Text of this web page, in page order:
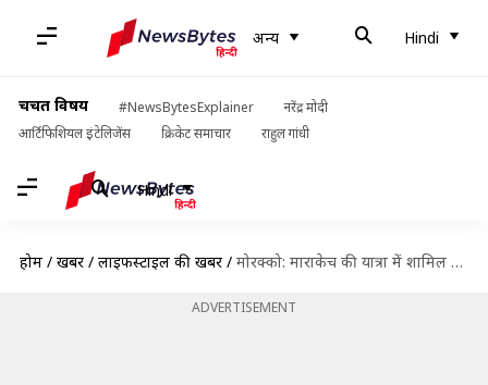
अन्य Hindi
चर्चित विषय #NewsBytesExplainer
नरेंद्र मोदी
आर्टिफिशियल इंटेलिजेंस
क्रिकेट समाचार राहुल गांधी
Hindi
होम / खबरें / लाइफस्टाइल की खबरें / मोरक्को: माराकेच की यात्रा में शामिल करें ये 5 गतिविधियां
ADVERTISEMENT